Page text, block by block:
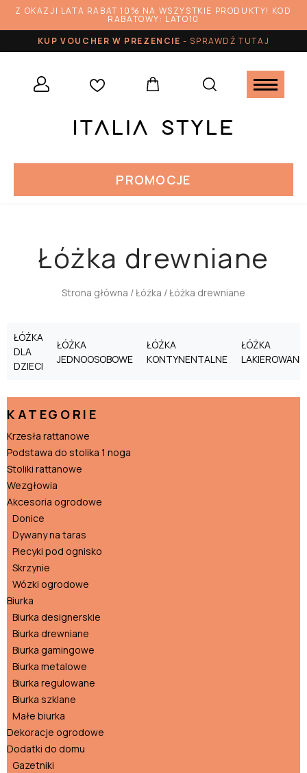
Z OKAZJI LATA RABAT 10% NA WSZYSTKIE PRODUKTY! KOD
RABATOWY: LATO10
KUP VOUCHER W PREZENCIE-SPRAWDŹ TUTAJ
PROMOCJE
Łóżka drewniane
Strona główna /Łóżka / Łóżka drewniane
ŁÓŻKA
DLA
DZIECI
ŁÓŻKA
JEDNOOSOBOWE
ŁÓŻKA
KONTYNENTALNE
ŁÓŻKA
LAKIEROWANE
KATEGORIE
Krzesła rattanowe
Podstawa do stolika 1 noga
Stoliki rattanowe
Wezgłowia
Akcesoria ogrodowe
Donice
Dywany na taras
Piecyki pod ognisko
Skrzynie
Wózki ogrodowe
Biurka
Biurka designerskie
Biurka drewniane
Biurka gamingowe
Biurka metalowe
Biurka regulowane
Biurka szklane
Małe biurka
Dekoracje ogrodowe
Dodatki do domu
Gazetniki